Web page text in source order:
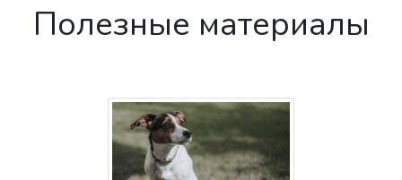
Полезные материалы